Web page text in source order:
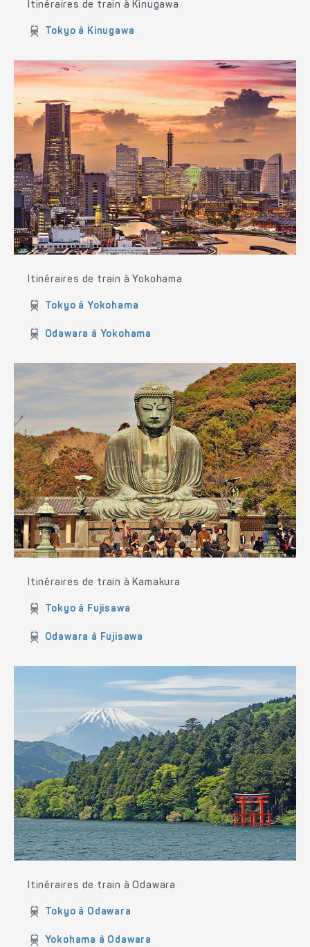
Itinéraires de train à Kinugawa
Tokyo à Kinugawa
Itinéraires de train à Yokohama
Tokyo à Yokohama
Odawara à Yokohama
Itinéraires de train à Kamakura
Tokyo à Fujisawa
Odawara à Fujisawa
Itinéraires de train à Odawara
Tokyo à Odawara
Yokohama à Odawara